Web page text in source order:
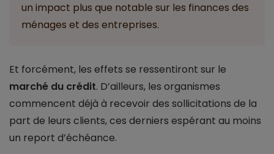
un impact plus que notable sur les finances des
ménages et des entreprises.
Et forcément, les effets se ressentiront sur le
marché du crédit. D’ailleurs, les organismes
commencent déjà à recevoir des sollicitations de la
part de leurs clients, ces derniers espérant au moins
un report d’échéance.